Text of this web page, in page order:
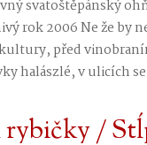
svatoštěpánský
rok 2006 Ne že by
před
halászlé, v ulicích
rybičky /